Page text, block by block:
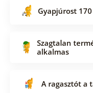
Gyapjúrost
Szagtalan
alkalmas
A ragasztót a